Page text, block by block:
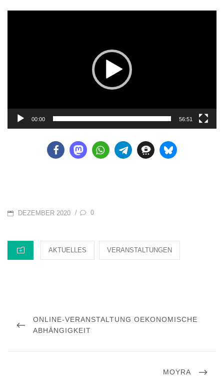
00:00 56:51
POSTED
DEZEMBER 2020 / 0
CATEGORIES
AKTUELLES VERANSTALTUNGEN
PREVIOUS
POST
ONLINE-VERANSTALTUNG OEKONOMISCHE
ABHÄNGIGKEIT
NEXT
MOYRA